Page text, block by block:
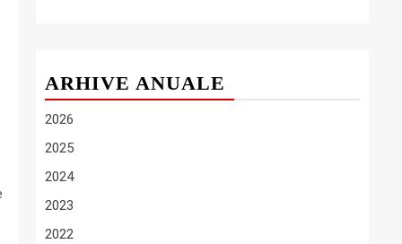
ARHIVE ANUALE
2026
2025
2024
2023
2022